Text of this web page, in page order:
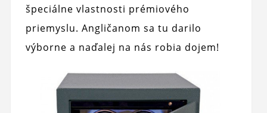
špeciálne vlastnosti prémiového
priemyslu. Angličanom sa tu darilo
výborne a naďalej na nás robia dojem!